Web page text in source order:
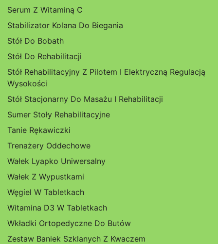
Serum Z Witaminą C
Stabilizator Kolana Do Biegania
Stół Do Bobath
Stół Do Rehabilitacji
Stół Rehabilitacyjny Z Pilotem I Elektryczną Regulacją
Wysokości
Stół Stacjonarny Do Masażu I Rehabilitacji
Sumer Stoły Rehabilitacyjne
Tanie Rękawiczki
Trenażery Oddechowe
Wałek Lyapko Uniwersalny
Wałek Z Wypustkami
Węgiel W Tabletkach
Witamina D3 W Tabletkach
Wkładki Ortopedyczne Do Butów
Zestaw Baniek Szklanych Z Kwaczem